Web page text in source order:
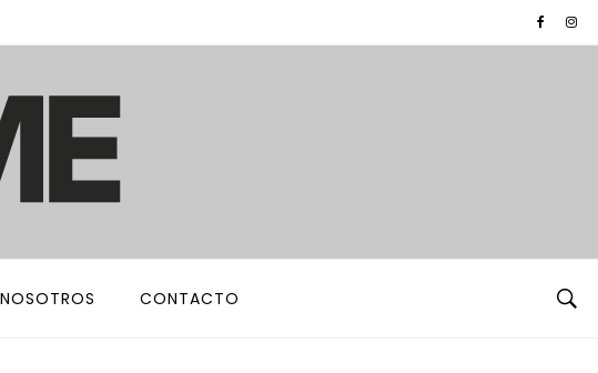
NOSOTROS CONTACTO